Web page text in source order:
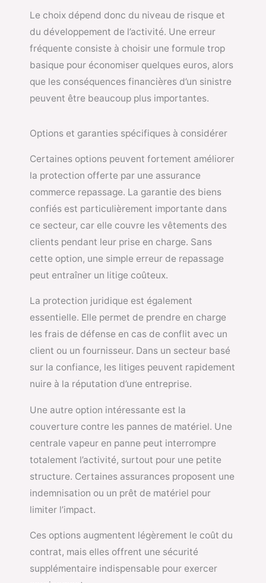
Le choix dépend donc du niveau de risque et
du développement de l’activité. Une erreur
fréquente consiste à choisir une formule trop
basique pour économiser quelques euros, alors
que les conséquences financières d’un sinistre
peuvent être beaucoup plus importantes.
Options et garanties spécifiques à considérer
Certaines options peuvent fortement améliorer
la protection offerte par une assurance
commerce repassage. La garantie des biens
confiés est particulièrement importante dans
ce secteur, car elle couvre les vêtements des
clients pendant leur prise en charge. Sans
cette option, une simple erreur de repassage
peut entraîner un litige coûteux.
La protection juridique est également
essentielle. Elle permet de prendre en charge
les frais de défense en cas de conflit avec un
client ou un fournisseur. Dans un secteur basé
sur la confiance, les litiges peuvent rapidement
nuire à la réputation d’une entreprise.
Une autre option intéressante est la
couverture contre les pannes de matériel. Une
centrale vapeur en panne peut interrompre
totalement l’activité, surtout pour une petite
structure. Certaines assurances proposent une
indemnisation ou un prêt de matériel pour
limiter l’impact.
Ces options augmentent légèrement le coût du
contrat, mais elles offrent une sécurité
supplémentaire indispensable pour exercer